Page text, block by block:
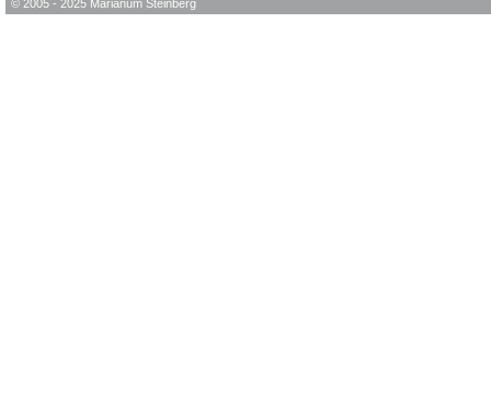
© 2005 - 2025 Marianum Steinberg